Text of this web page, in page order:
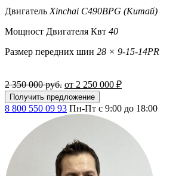
Двигатель Xinchai C490BPG (Китай)
Мощност Двигателя Квт 40
Размер передних шин 28 × 9-15-14PR
2 350 000 руб. от 2 250 000 ₽
Получить предложение
8 800 550 09 93 Пн-Пт с 9:00 до 18:00